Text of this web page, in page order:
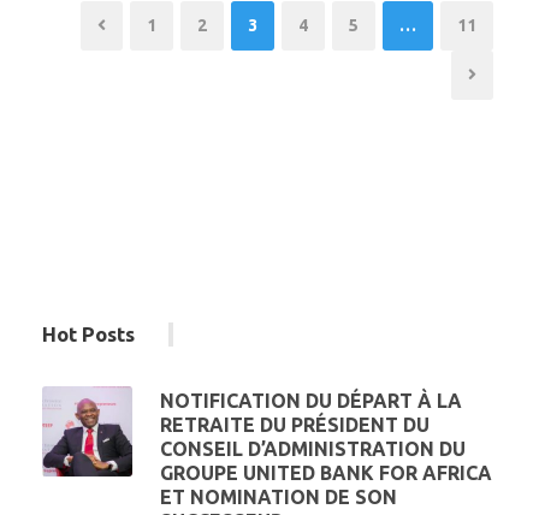
1 2 3 4 5 … 11
Hot Posts
NOTIFICATION DU DÉPART À LA
RETRAITE DU PRÉSIDENT DU
CONSEIL D’ADMINISTRATION DU
GROUPE UNITED BANK FOR AFRICA
ET NOMINATION DE SON